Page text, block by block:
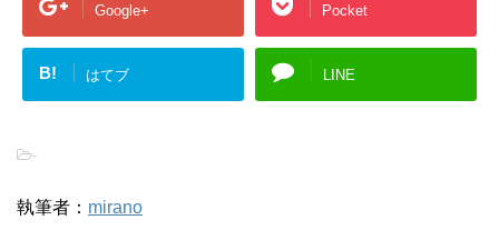
Google+ Pocket
B! はてブ LINE
-
執筆者： mirano